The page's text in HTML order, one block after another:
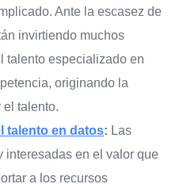
Ante la escasez de
invirtiendo muchos
talento especializado en
originando la
el talento.
talento en datos: Las
interesadas en el valor que
a los recursos